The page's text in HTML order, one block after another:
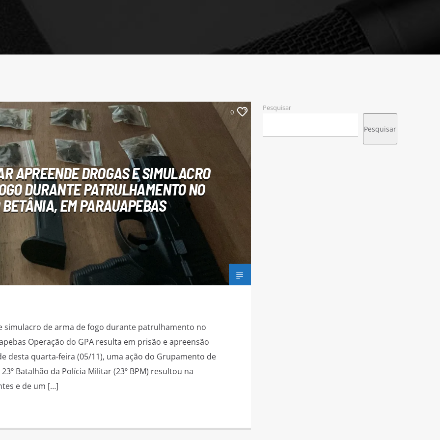
0
APREENDE DROGAS E SIMULACRO
DURANTE PATRULHAMENTO NO
EM PARAUAPEBAS
simulacro de arma de fogo durante patrulhamento no
Operação do GPA resulta em prisão e apreensão
desta quarta-feira (05/11), uma ação do Grupamento de
Batalhão da Polícia Militar (23º BPM) resultou na
e de um […]
Pesquisar
Pesquisar